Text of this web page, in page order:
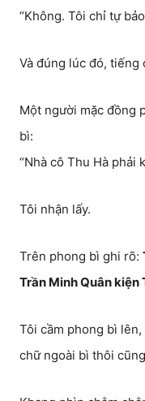
“Không. Tôi chỉ tự
Và đúng lúc đó, tiếng
Một người mặc đồng
bì:
“Nhà cô Thu Hà phải
Tôi nhận lấy.
Trên phong bì ghi rõ:
Trần Minh Quân kiện
Tôi cầm phong bì
chữ ngoài bì thôi